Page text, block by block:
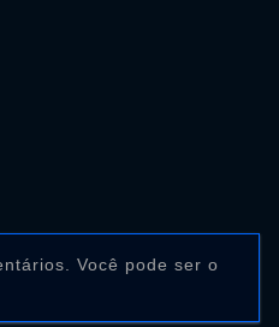
Você pode ser o